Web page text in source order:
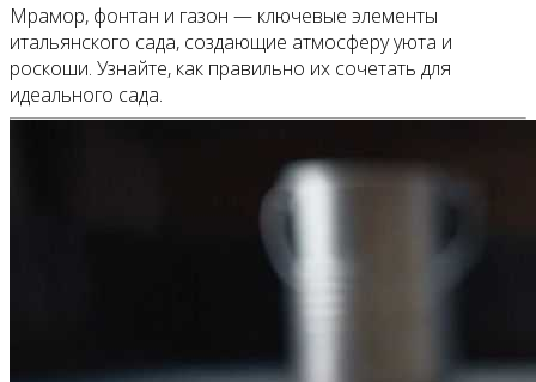
Мрамор, фонтан и газон — ключевые элементы
итальянского сада, создающие атмосферу уюта и
роскоши. Узнайте, как правильно их сочетать для
идеального сада.